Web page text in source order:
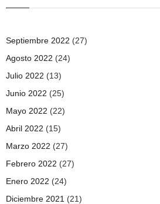
Septiembre 2022 (27)
Agosto 2022 (24)
Julio 2022 (13)
Junio 2022 (25)
Mayo 2022 (22)
Abril 2022 (15)
Marzo 2022 (27)
Febrero 2022 (27)
Enero 2022 (24)
Diciembre 2021 (21)